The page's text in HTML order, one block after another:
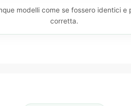
modelli come se fossero identici
corretta.